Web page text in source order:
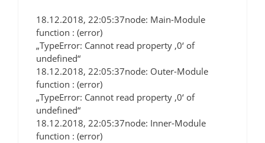
18.12.2018, 22:05:37node: Main-Module
function : (error)
„TypeError: Cannot read property ‚0‘ of
undefined“
18.12.2018, 22:05:37node: Outer-Module
function : (error)
„TypeError: Cannot read property ‚0‘ of
undefined“
18.12.2018, 22:05:37node: Inner-Module
function : (error)